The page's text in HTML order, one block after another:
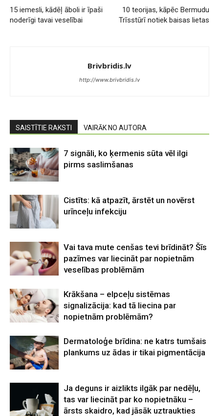
15 iemesli, kādēļ āboli ir īpaši
noderīgi tavai veselībai
10 teorijas, kāpēc Bermudu
Trīsstūrī notiek baisas lietas
Brivbridis.lv
http://www.brivbridis.lv
SAISTĪTIE RAKSTI VAIRĀK NO AUTORA
7 signāli, ko ķermenis sūta vēl ilgi
pirms saslimšanas
Cistīts: kā atpazīt, ārstēt un novērst
urīnceļu infekciju
Vai tava mute cenšas tevi brīdināt? Šīs
pazīmes var liecināt par nopietnām
veselības problēmām
Krākšana – elpceļu sistēmas
signalizācija: kad tā liecina par
nopietnām problēmām?
Dermatoloģe brīdina: ne katrs tumšais
plankums uz ādas ir tikai pigmentācija
Ja deguns ir aizlikts ilgāk par nedēļu,
tas var liecināt par ko nopietnāku –
ārsts skaidro, kad jāsāk uztraukties